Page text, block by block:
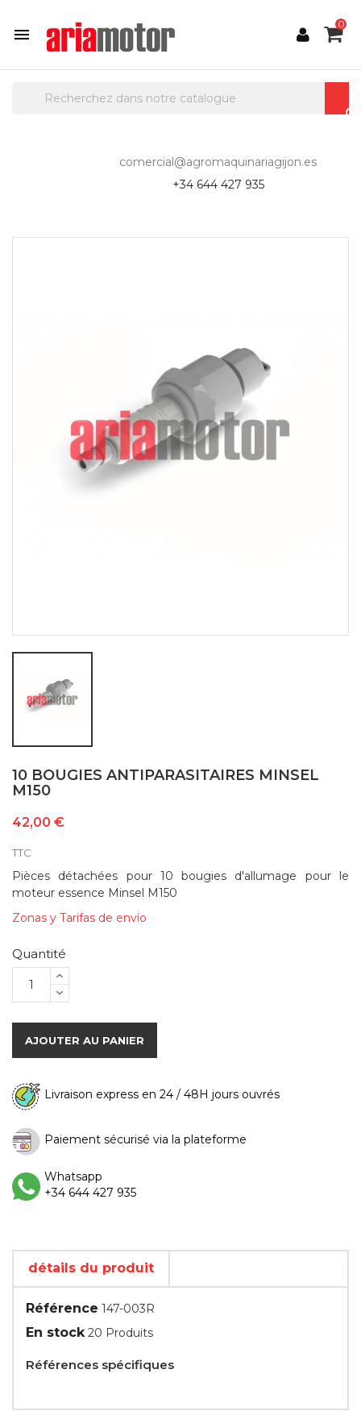

0
comercial@agromaquinariagijon.es
+34 644 427 935
10 BOUGIES ANTIPARASITAIRES MINSEL
M150
42,00 €
TTC
Pièces détachées pour 10 bougies d'allumage pour le
moteur essence Minsel M150
Zonas y Tarifas de envío
Quantité
AJOUTER AU PANIER
Livraison express en 24 / 48H jours ouvrés
Paiement sécurisé via la plateforme
Whatsapp
+34 644 427 935
détails du produit
Référence 147-003R
En stock 20 Produits
Références spécifiques